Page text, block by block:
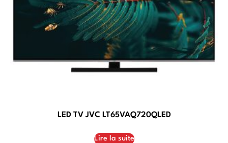
LED TV JVC LT65VAQ720QLED
Lire la suite